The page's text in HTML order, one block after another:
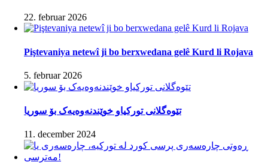
22. februar 2026
Piştevaniya netewî ji bo berxwedana gelê Kurd li Rojava
5. februar 2026
تێوەگلانی تورکیاو خوێندنەوەیەک بۆ سوریا
11. december 2024